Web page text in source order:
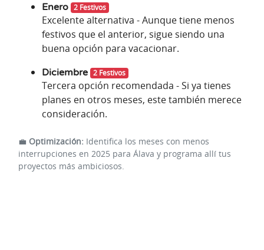
Enero 2 Festivos
Excelente alternativa - Aunque tiene menos
festivos que el anterior, sigue siendo una
buena opción para vacacionar.
Diciembre 2 Festivos
Tercera opción recomendada - Si ya tienes
planes en otros meses, este también merece
consideración.
💼 Optimización: Identifica los meses con menos
interrupciones en 2025 para Álava y programa allí tus
proyectos más ambiciosos.